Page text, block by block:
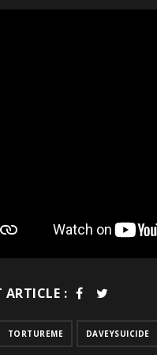
ARTICLE :
TORTUREME DAVEYSUICIDE